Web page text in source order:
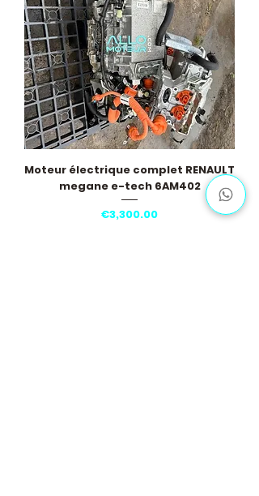
Moteur électrique complet RENAULT
megane e-tech 6AM402
Price
€3,300.00